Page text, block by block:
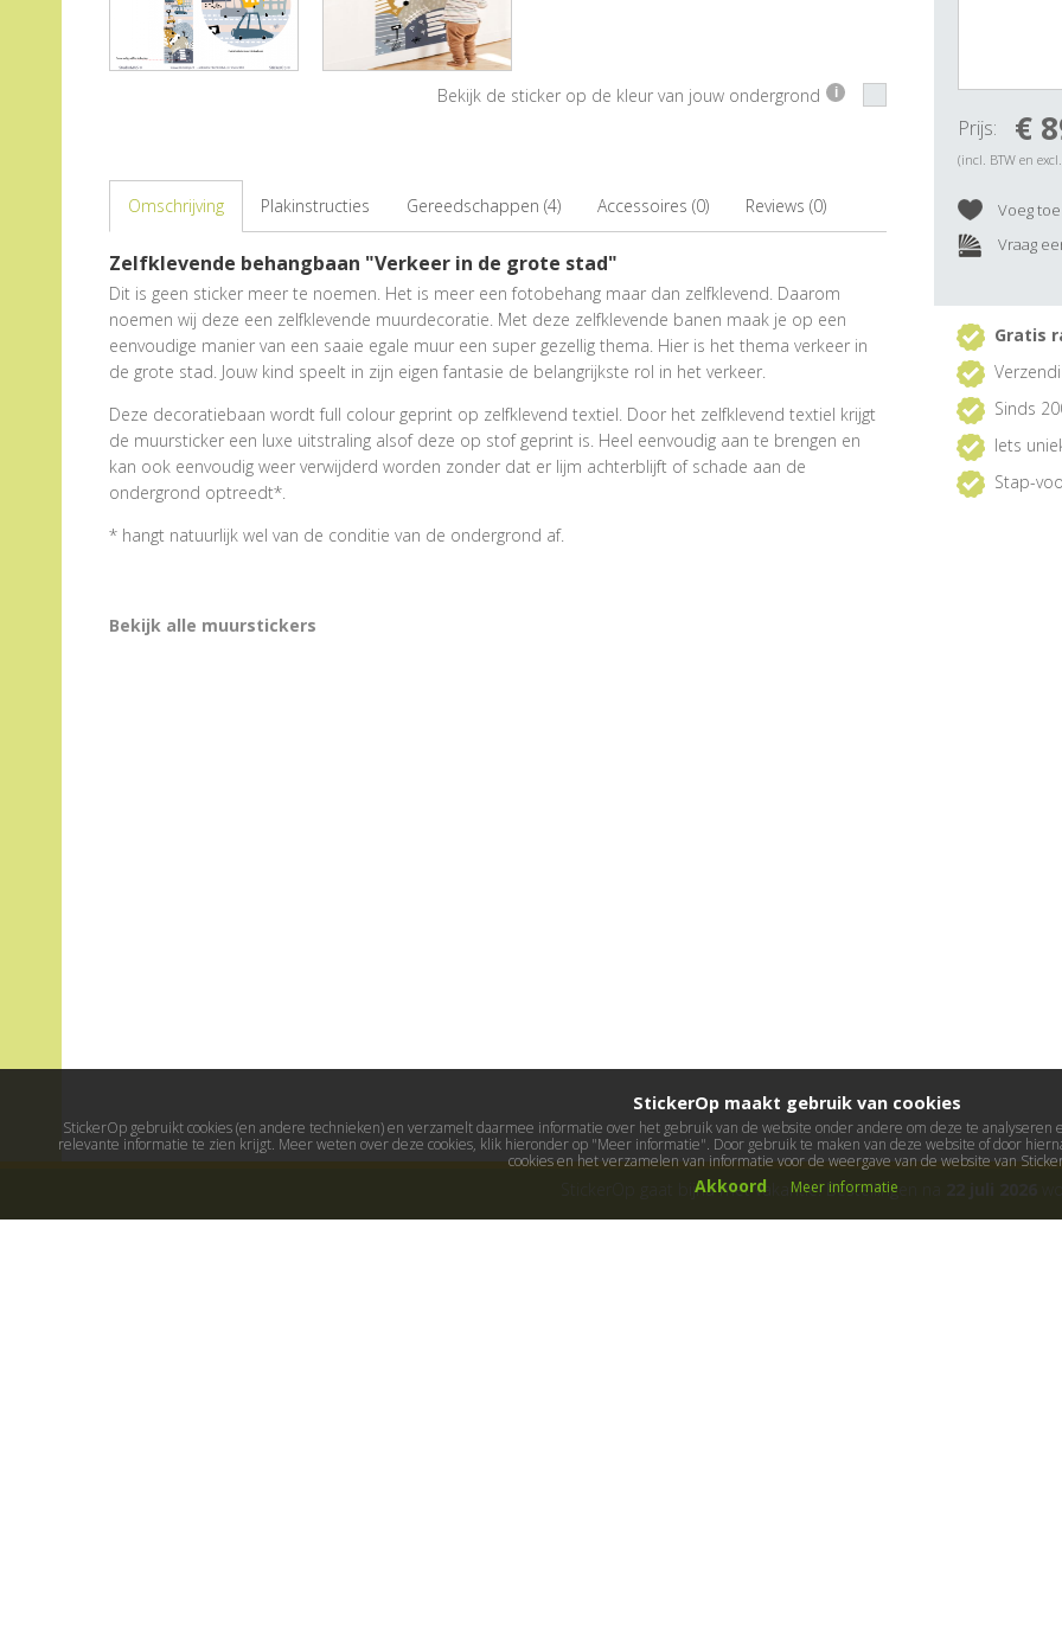
Bekijk de sticker op de kleur van jouw ondergrond i
Omschrijving Plakinstructies Gereedschappen (4) Accessoires (0) Reviews (0)
Zelfklevende behangbaan "Verkeer in de grote stad"
Dit is geen sticker meer te noemen. Het is meer een fotobehang maar dan zelfklevend. Daarom
noemen wij deze een zelfklevende muurdecoratie. Met deze zelfklevende banen maak je op een
eenvoudige manier van een saaie egale muur een super gezellig thema. Hier is het thema verkeer in
de grote stad. Jouw kind speelt in zijn eigen fantasie de belangrijkste rol in het verkeer.
Deze decoratiebaan wordt full colour geprint op zelfklevend textiel. Door het zelfklevend textiel krijgt
de muursticker een luxe uitstraling alsof deze op stof geprint is. Heel eenvoudig aan te brengen en
kan ook eenvoudig weer verwijderd worden zonder dat er lijm achterblijft of schade aan de
ondergrond optreedt*.
* hangt natuurlijk wel van de conditie van de ondergrond af.
Bekijk alle muurstickers
Prijs: €
(incl. BTW en
Voeg
Vraag
Gratis
Sinds
Iets
Stap-
StickerOp gaat bijna met vakantie! Bestellingen na
StickerOp maakt gebruik van cookies
StickerOp gebruikt cookies (en andere technieken) en verzamelt daarmee informatie over het gebruik van de website onder andere om deze te
relevante informatie te zien krijgt. Meer weten over deze cookies, klik hieronder op "Meer informatie". Door gebruik te maken van deze website of door
cookies en het verzamelen van informatie voor de weergave van de website van
Akkoord Meer informatie